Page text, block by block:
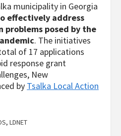
municipality in Georgia
effectively address
problems posed by the
. The initiatives
of 17 applications
response grant
New
by Tsalka Local Action
, LDNET